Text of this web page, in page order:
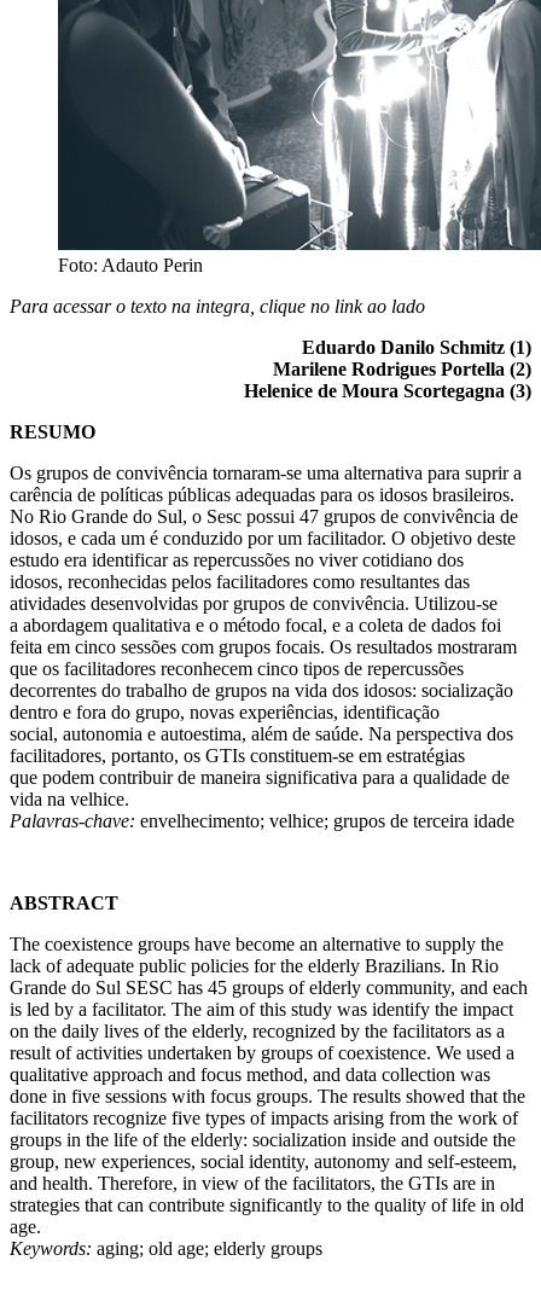
Foto: Adauto Perin
Para acessar o texto na integra, clique no link ao lado
Eduardo Danilo Schmitz (1)
Marilene Rodrigues Portella (2)
Helenice de Moura Scortegagna (3)
RESUMO
Os grupos de convivência tornaram-se uma alternativa para suprir a
carência de políticas públicas adequadas para os idosos brasileiros.
No Rio Grande do Sul, o Sesc possui 47 grupos de convivência de
idosos, e cada um é conduzido por um facilitador. O objetivo deste
estudo era identificar as repercussões no viver cotidiano dos
idosos, reconhecidas pelos facilitadores como resultantes das
atividades desenvolvidas por grupos de convivência. Utilizou-se
a abordagem qualitativa e o método focal, e a coleta de dados foi
feita em cinco sessões com grupos focais. Os resultados mostraram
que os facilitadores reconhecem cinco tipos de repercussões
decorrentes do trabalho de grupos na vida dos idosos: socialização
dentro e fora do grupo, novas experiências, identificação
social, autonomia e autoestima, além de saúde. Na perspectiva dos
facilitadores, portanto, os GTIs constituem-se em estratégias
que podem contribuir de maneira significativa para a qualidade de
vida na velhice.
Palavras-chave: envelhecimento; velhice; grupos de terceira idade
ABSTRACT
The coexistence groups have become an alternative to supply the
lack of adequate public policies for the elderly Brazilians. In Rio
Grande do Sul SESC has 45 groups of elderly community, and each
is led by a facilitator. The aim of this study was identify the impact
on the daily lives of the elderly, recognized by the facilitators as a
result of activities undertaken by groups of coexistence. We used a
qualitative approach and focus method, and data collection was
done in five sessions with focus groups. The results showed that the
facilitators recognize five types of impacts arising from the work of
groups in the life of the elderly: socialization inside and outside the
group, new experiences, social identity, autonomy and self-esteem,
and health. Therefore, in view of the facilitators, the GTIs are in
strategies that can contribute significantly to the quality of life in old
age.
Keywords: aging; old age; elderly groups